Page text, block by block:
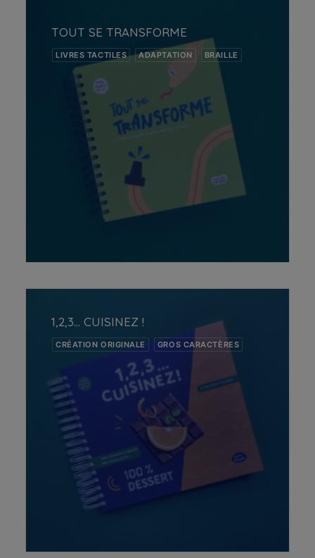
TOUT SE TRANSFORME
LIVRES TACTILES ADAPTATION BRAILLE
1,2,3… CUISINEZ !
CRÉATION ORIGINALE GROS CARACTÈRES